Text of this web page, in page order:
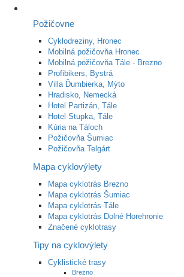
Požičovne
Cyklodreziny, Hronec
Mobilná požičovňa Hronec
Mobilná požičovňa Tále - Brezno
Profibikers, Bystrá
Villa Ďumbierka, Mýto
Hradisko, Nemecká
Hotel Partizán, Tále
Hotel Stupka, Tále
Kúria na Táloch
Požičovňa Šumiac
Požičovňa Telgárt
Mapa cyklovýlety
Mapa cyklotrás Brezno
Mapa cyklotrás Šumiac
Mapa cyklotrás Tále
Mapa cyklotrás Dolné Horehronie
Značené cyklotrasy
Tipy na cyklovýlety
Cyklistické trasy
Brezno